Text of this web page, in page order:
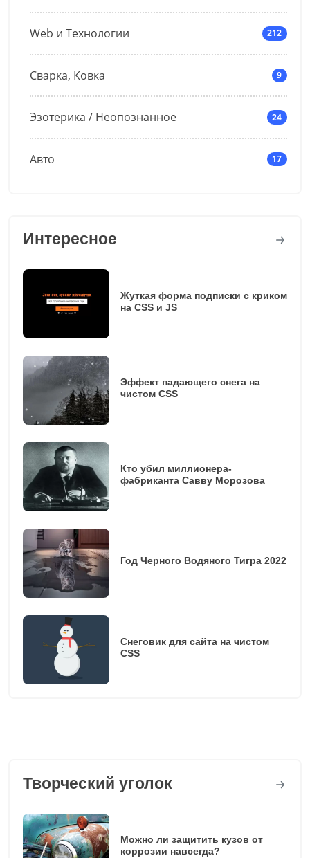
Web и Технологии 212
Сварка, Ковка 9
Эзотерика / Неопознанное 24
Авто 17
Интересное
Жуткая форма подписки с криком
на CSS и JS
Эффект падающего снега на
чистом CSS
Кто убил миллионера-
фабриканта Савву Морозова
Год Черного Водяного Тигра 2022
Снеговик для сайта на чистом
CSS
Творческий уголок
Можно ли защитить кузов от
коррозии навсегда?